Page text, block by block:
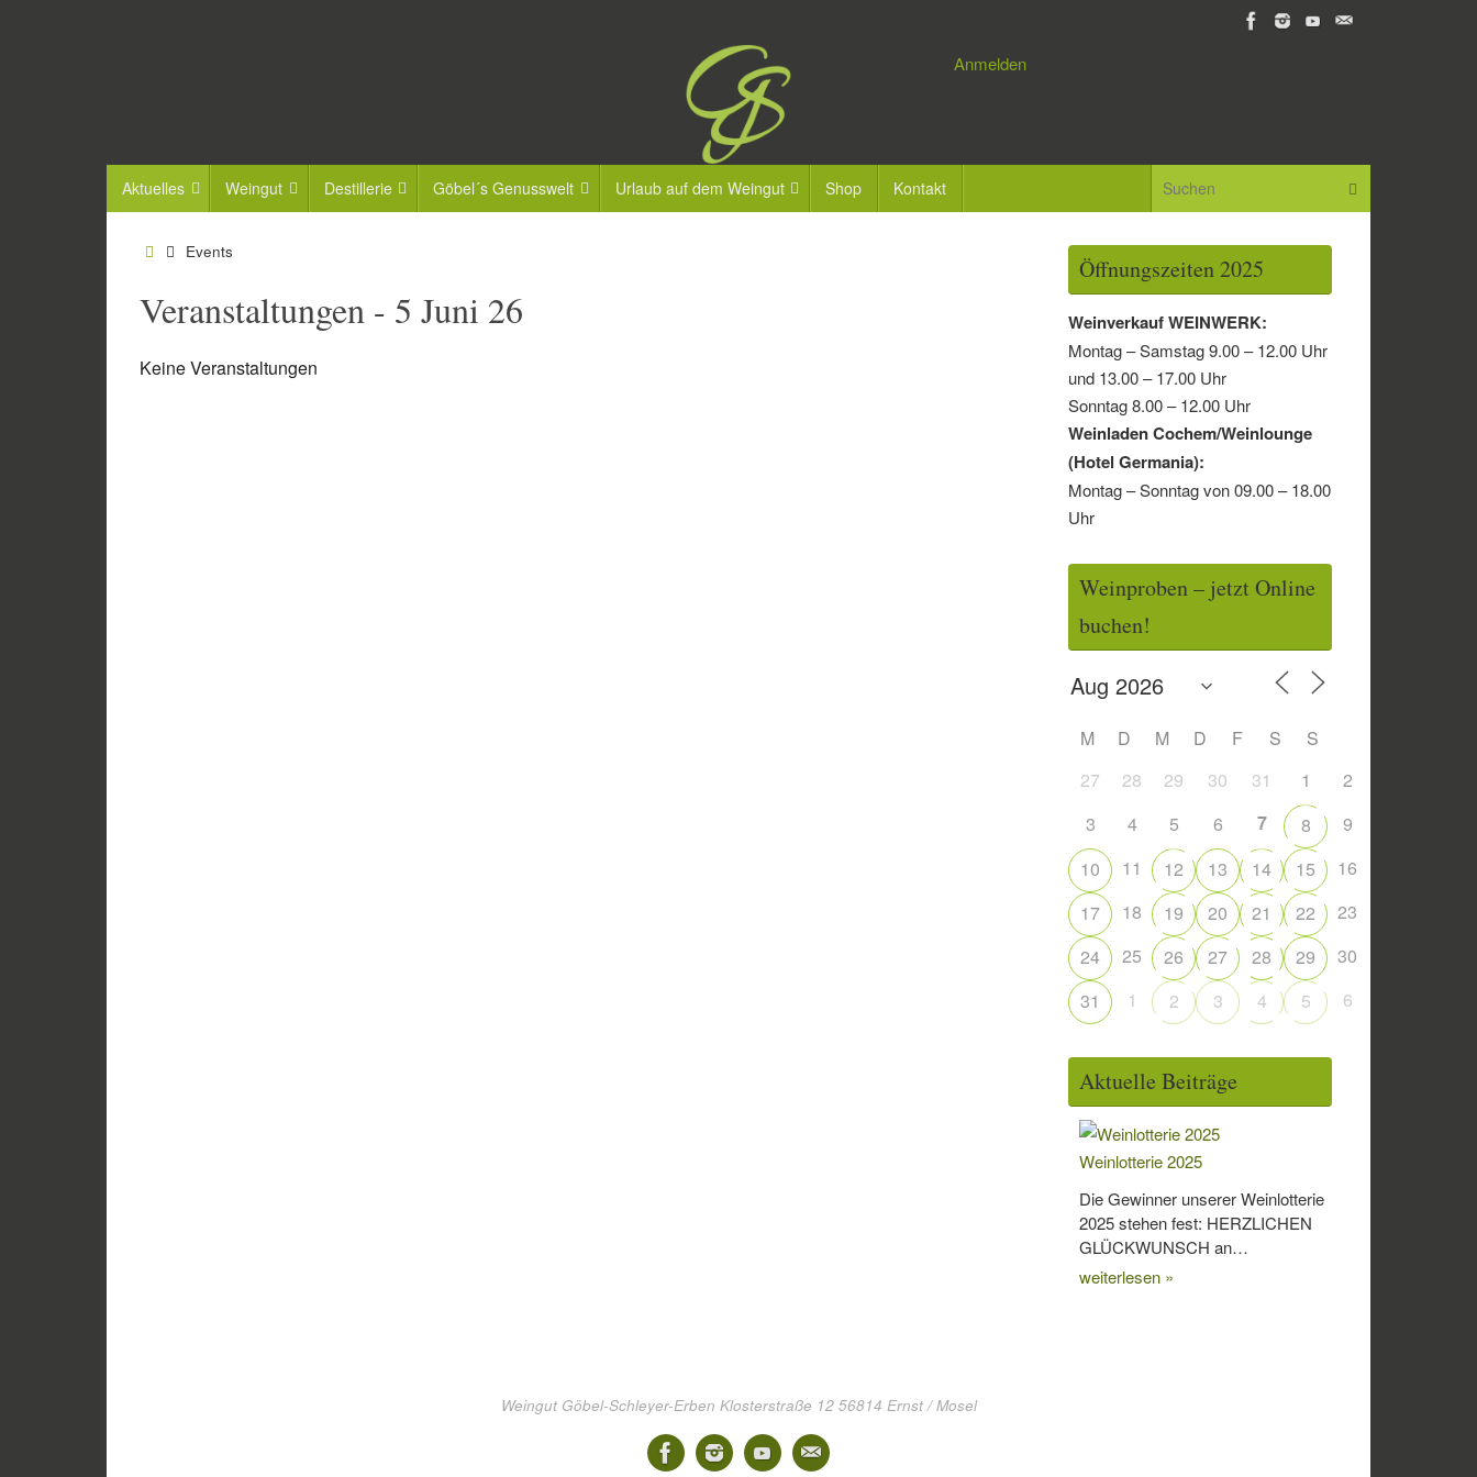
Anmelden
Inhalt
Aktuelles Weingut Destillerie Göbel´s Genusswelt Urlaub auf dem Weingut Shop Kontakt Suchen
StartEvents
Veranstaltungen - 5 Juni 26
Keine Veranstaltungen
Öffnungszeiten 2025
Weinverkauf WEINWERK:
Montag – Samstag 9.00 – 12.00 Uhr
und 13.00 – 17.00 Uhr
Sonntag 8.00 – 12.00 Uhr
Weinladen Cochem/Weinlounge
(Hotel Germania):
Montag – Sonntag von 09.00 – 18.00
Uhr
Weinproben – jetzt Online
buchen!
M D M D F S
S
27
28 29 30 31 1
2
3
4 5 6 7 8
9
10
11 12 13 14 15
16
17
18 19 20 21 22
23
24
25 26 27 28 29
30
31
1 2 3 4 5 6
Aktuelle Beiträge
Weinlotterie 2025
Die Gewinner unserer Weinlotterie
2025 stehen fest: HERZLICHEN
GLÜCKWUNSCH an…
weiterlesen »
Weingut Göbel-Schleyer-Erben Klosterstraße 12 56814 Ernst / Mosel